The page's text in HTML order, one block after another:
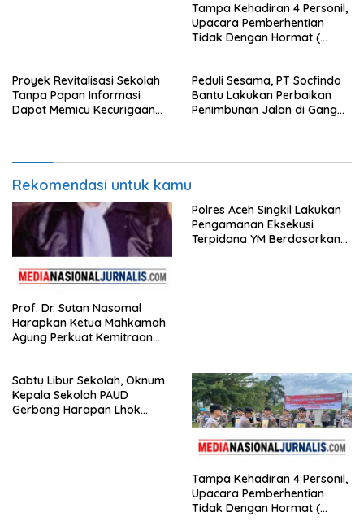
Tampa Kehadiran 4 Personil,
Upacara Pemberhentian
Tidak Dengan Hormat (
Proyek Revitalisasi Sekolah
Tanpa Papan Informasi
Dapat Memicu Kecurigaan
Peduli Sesama, PT Socfindo
Bantu Lakukan Perbaikan
Penimbunan Jalan di Gang
Rekomendasi untuk kamu
Prof. Dr. Sutan Nasomal
Harapkan Ketua Mahkamah
Agung Perkuat Kemitraan
Watansoppeng
Polres Aceh Singkil Lakukan
Pengamanan Eksekusi
Terpidana YM Berdasarkan
Sabtu Libur Sekolah, Oknum
Kepala Sekolah PAUD
Gerbang Harapan Lhok
Tampa Kehadiran 4 Personil,
Upacara Pemberhentian
Tidak Dengan Hormat (